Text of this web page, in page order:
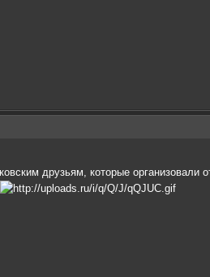
друзьям, которые организовали